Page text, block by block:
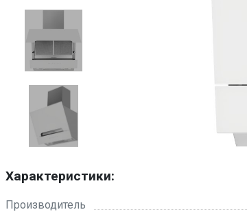
Характеристики:
Производитель